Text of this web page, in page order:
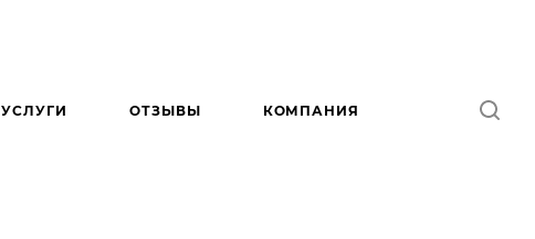
УСЛУГИ ОТЗЫВЫ КОМПАНИЯ